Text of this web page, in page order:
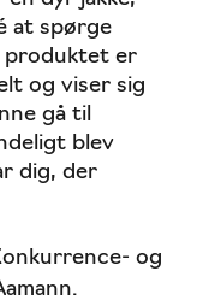
at spørge
produktet er
og viser sig
gå til
blev
dig, der
og